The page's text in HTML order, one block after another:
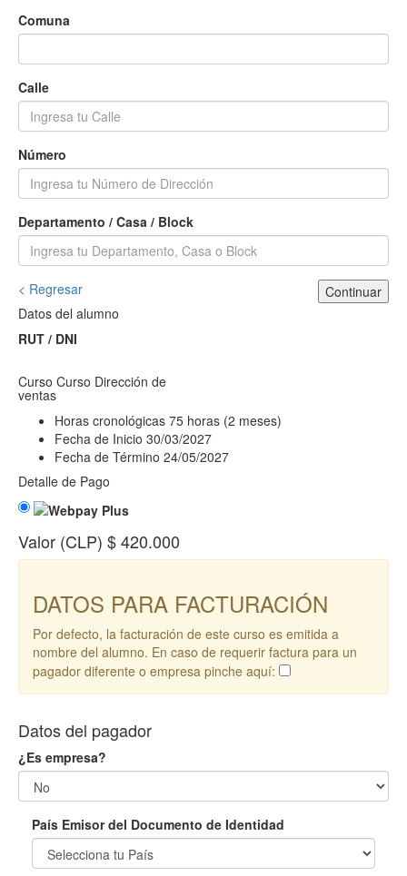
Comuna
Calle
Número
Departamento / Casa / Block
< Regresar
Continuar
Datos del alumno
RUT / DNI
Curso Curso Dirección de
ventas
Horas cronológicas 75 horas (2 meses)
Fecha de Inicio 30/03/2027
Fecha de Término 24/05/2027
Detalle de Pago
Valor (CLP) $ 420.000
DATOS PARA FACTURACIÓN
Por defecto, la facturación de este curso es emitida a
nombre del alumno. En caso de requerir factura para un
pagador diferente o empresa pinche aquí:
Datos del pagador
¿Es empresa?
País Emisor del Documento de Identidad